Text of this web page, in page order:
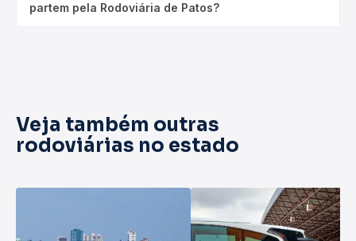
partem pela Rodoviária de Patos?
Veja também outras
rodoviárias no estado